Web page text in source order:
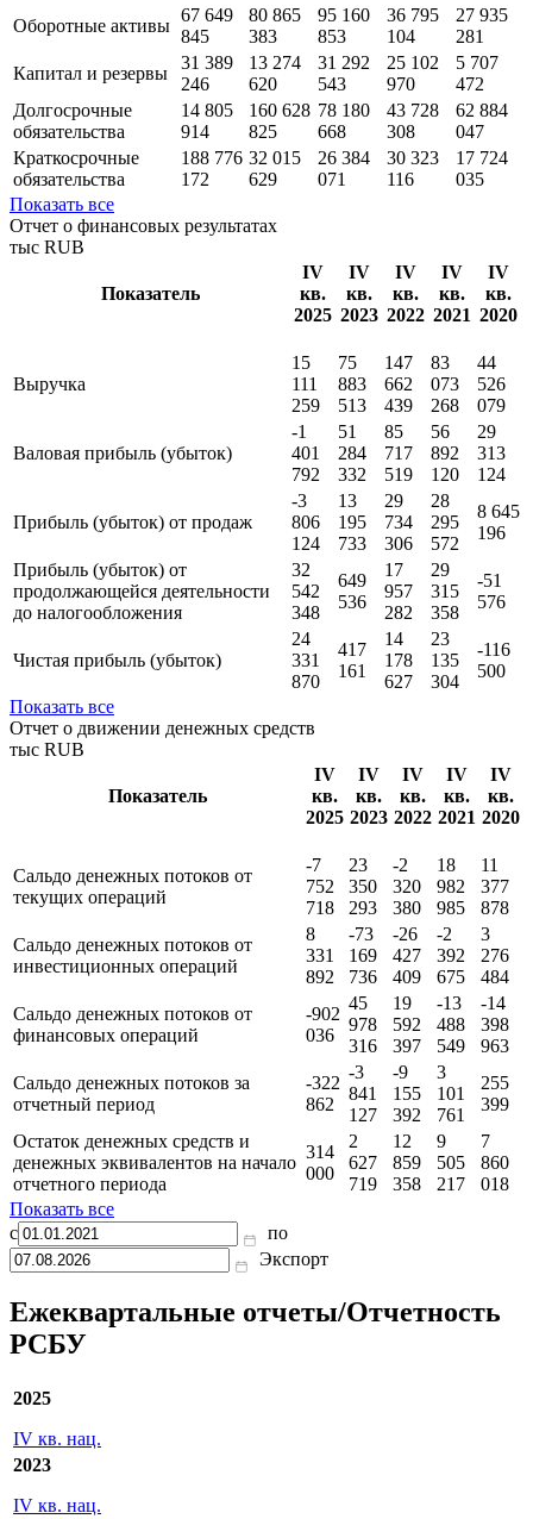
Оборотные активы
67 649
845
80 865
383
95 160
853
36 795
104
27 935
281
Капитал и резервы
31 389
246
13 274
620
31 292
543
25 102
970
5 707
472
Долгосрочные
обязательства
14 805
914
160 628
825
78 180
668
43 728
308
62 884
047
Краткосрочные
обязательства
188 776
172
32 015
629
26 384
071
30 323
116
17 724
035
Показать все
Отчет о финансовых результатах
тыс RUB
Показатель
IV
кв.
2025
IV
кв.
2023
IV
кв.
2022
IV
кв.
2021
IV
кв.
2020
Выручка
15
111
259
75
883
513
147
662
439
83
073
268
44
526
079
Валовая прибыль (убыток)
-1
401
792
51
284
332
85
717
519
56
892
120
29
313
124
Прибыль (убыток) от продаж
-3
806
124
13
195
733
29
734
306
28
295
572
8 645
196
Прибыль (убыток) от
продолжающейся деятельности
до налогообложения
32
542
348
649
536
17
957
282
29
315
358
-51
576
Чистая прибыль (убыток)
24
331
870
417
161
14
178
627
23
135
304
-116
500
Показать все
Отчет о движении денежных средств
тыс RUB
Показатель
IV
кв.
2025
IV
кв.
2023
IV
кв.
2022
IV
кв.
2021
IV
кв.
2020
Сальдо денежных потоков от
текущих операций
-7
752
718
23
350
293
-2
320
380
18
982
985
11
377
878
Сальдо денежных потоков от
инвестиционных операций
8
331
892
-73
169
736
-26
427
409
-2
392
675
3
276
484
Сальдо денежных потоков от
финансовых операций
-902
036
45
978
316
19
592
397
-13
488
549
-14
398
963
Сальдо денежных потоков за
отчетный период
-322
862
-3
841
127
-9
155
392
3
101
761
255
399
Остаток денежных средств и
денежных эквивалентов на начало
отчетного периода
314
000
2
627
719
12
859
358
9
505
217
7
860
018
Показать все
с
по
Экспорт
Ежеквартальные отчеты/Отчетность
РСБУ
2025
IV кв. нац.
2023
IV кв. нац.